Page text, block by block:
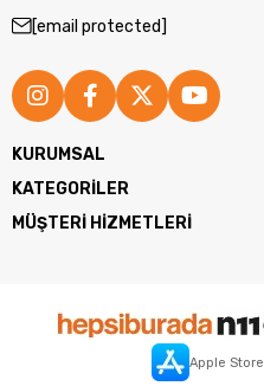
[email protected]
KURUMSAL
KATEGORİLER
MÜŞTERİ HİZMETLERİ
Apple Store